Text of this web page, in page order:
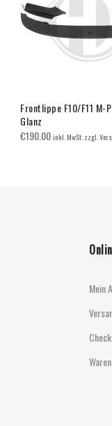
Frontlippe F10/F11 M-
Glanz
€190.00inkl. MwSt. zzgl.
Mein